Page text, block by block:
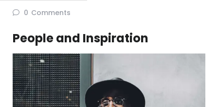
0 Comments
People and Inspiration